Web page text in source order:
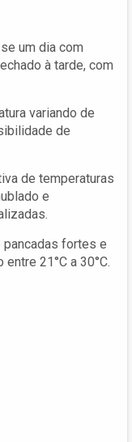
um dia com
à tarde, com
variando de
de
de temperaturas
e
pancadas fortes e
21°C a 30°C.